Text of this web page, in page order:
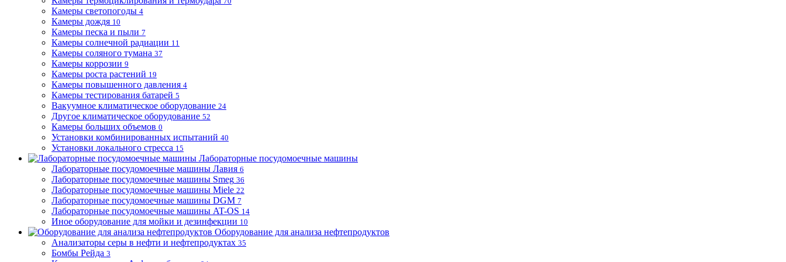
Камеры светопогоды 4
Камеры дождя 10
Камеры песка и пыли 7
Камеры солнечной радиации 11
Камеры соляного тумана 37
Камеры коррозии 9
Камеры роста растений 19
Камеры повышенного давления 4
Камеры тестирования батарей 5
Вакуумное климатическое оборудование 24
Другое климатическое оборудование 52
Камеры больших объемов 0
Установки комбинированных испытаний 40
Установки локального стресса 15
Лабораторные посудомоечные машины
Лабораторные посудомоечные машины Лавия 6
Лабораторные посудомоечные машины Smeg 36
Лабораторные посудомоечные машины Miele 22
Лабораторные посудомоечные машины DGM 7
Лабораторные посудомоечные машины AT-OS 14
Иное оборудование для мойки и дезинфекции 10
Оборудование для анализа нефтепродуктов
Анализаторы серы в нефти и нефтепродуктах 35
Бомбы Рейда 3